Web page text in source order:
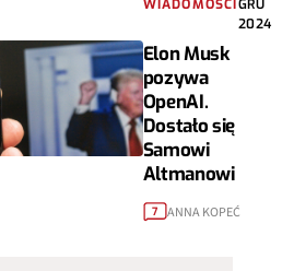
WIADOMOŚCIGRU
2024
Elon Musk
pozywa
OpenAI.
Dostało się
Samowi
Altmanowi
7 ANNA KOPEĆ